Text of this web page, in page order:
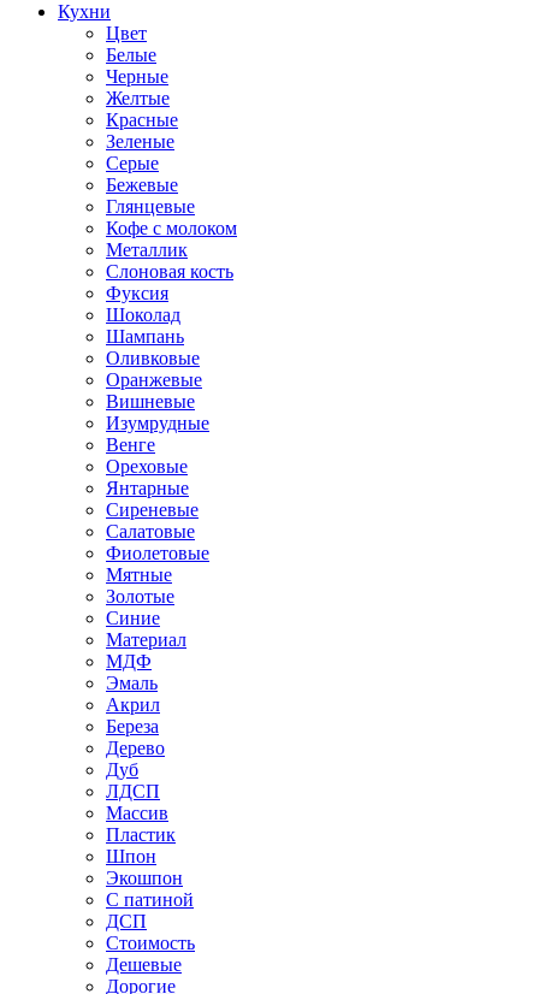
Кухни
Цвет
Белые
Черные
Желтые
Красные
Зеленые
Серые
Бежевые
Глянцевые
Кофе с молоком
Металлик
Слоновая кость
Фуксия
Шоколад
Шампань
Оливковые
Оранжевые
Вишневые
Изумрудные
Венге
Ореховые
Янтарные
Сиреневые
Салатовые
Фиолетовые
Мятные
Золотые
Синие
Материал
МДФ
Эмаль
Акрил
Береза
Дерево
Дуб
ЛДСП
Массив
Пластик
Шпон
Экошпон
С патиной
ДСП
Стоимость
Дешевые
Дорогие